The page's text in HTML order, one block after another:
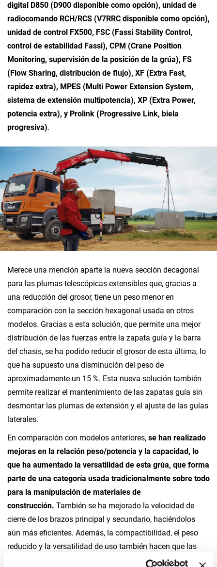
digital D850 (D900 disponible como opción), unidad de
radiocomando RCH/RCS (V7RRC disponible como opción),
unidad de control FX500, FSC (Fassi Stability Control,
control de estabilidad Fassi), CPM (Crane Position
Monitoring, supervisión de la posición de la grúa), FS
(Flow Sharing, distribución de flujo), XF (Extra Fast,
rapidez extra), MPES (Multi Power Extension System,
sistema de extensión multipotencia), XP (Extra Power,
potencia extra), y Prolink (Progressive Link, biela
progresiva).
Merece una mención aparte la nueva sección decagonal
para las plumas telescópicas extensibles que, gracias a
una reducción del grosor, tiene un peso menor en
comparación con la sección hexagonal usada en otros
modelos. Gracias a esta solución, que permite una mejor
distribución de las fuerzas entre la zapata guía y la barra
del chasis, se ha podido reducir el grosor de esta última, lo
que ha supuesto una disminución del peso de
aproximadamente un 15 %. Esta nueva solución también
permite realizar el mantenimiento de las zapatas guía sin
desmontar las plumas de extensión y el ajuste de las guías
laterales.
En comparación con modelos anteriores, se han realizado
mejoras en la relación peso/potencia y la capacidad, lo
que ha aumentado la versatilidad de esta grúa, que forma
parte de una categoría usada tradicionalmente sobre todo
para la manipulación de materiales de
construcción. También se ha mejorado la velocidad de
cierre de los brazos principal y secundario, haciéndolos
aún más eficientes. Además, la compactibilidad, el peso
reducido y la versatilidad de uso también hacen que las
grúas con prolonga articulada sean idóneas para una